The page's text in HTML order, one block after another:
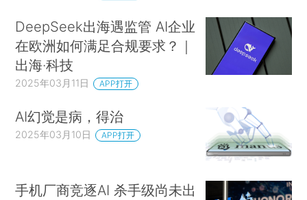
DeepSeek出海遇监管 AI企业
在欧洲如何满足合规要求？｜
出海·科技
2025年03月11日 APP打开
AI幻觉是病，得治
2025年03月10日 APP打开
手机厂商竞逐AI 杀手级尚未出